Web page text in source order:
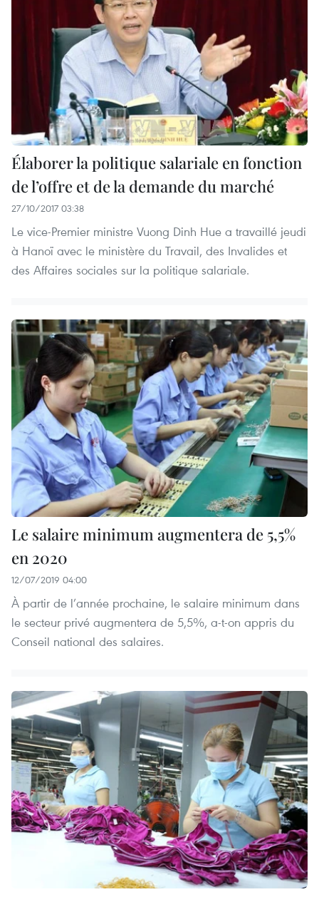
Élaborer la politique salariale en fonction
de l’offre et de la demande du marché
27/10/2017 03:38
Le vice-Premier ministre Vuong Dinh Hue a travaillé jeudi
à Hanoï avec le ministère du Travail, des Invalides et
des Affaires sociales sur la politique salariale.
Le salaire minimum augmentera de 5,5%
en 2020
12/07/2019 04:00
À partir de l’année prochaine, le salaire minimum dans
le secteur privé augmentera de 5,5%, a-t-on appris du
Conseil national des salaires.